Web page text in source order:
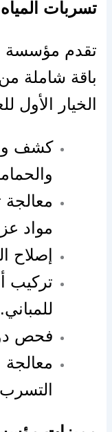
تسربات
تقدم مؤسسة
باقة شاملة
الخيار الأول
كشف
مواد
إصلاح
تركيب
للمباني.
فحص
معالجة